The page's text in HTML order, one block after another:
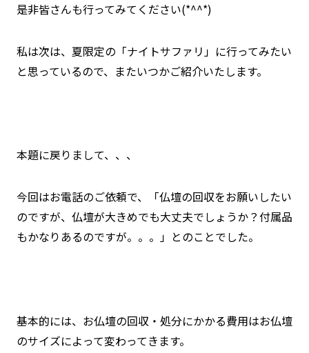
是非皆さんも行ってみてください(*^^*)
私は次は、夏限定の「ナイトサファリ」に行ってみたい
と思っているので、またいつかご紹介いたします。
本題に戻りまして、、、
今回はお電話のご依頼で、「仏壇の回収をお願いしたい
のですが、仏壇が大きめでも大丈夫でしょうか？付属品
もかなりあるのですが。。。」とのことでした。
基本的には、お仏壇の回収・処分にかかる費用はお仏壇
のサイズによって変わってきます。